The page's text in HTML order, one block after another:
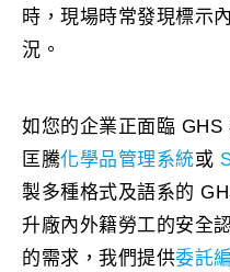
時，現場時常發現標示
況。
如您的企業正面臨
匡騰化學品管理系統或
製多種格式及語系的
升廠內外籍勞工的安全
的需求，我們提供委託